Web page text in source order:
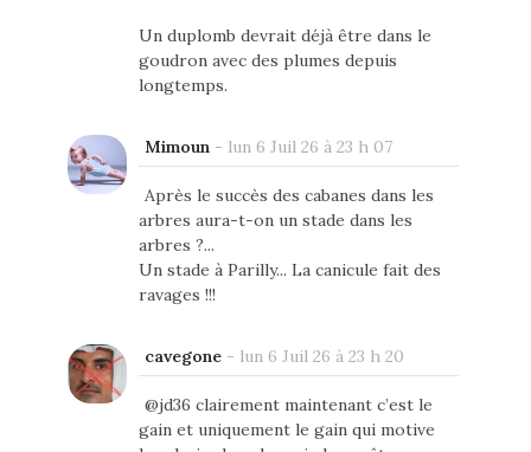
Un duplomb devrait déjà être dans le
goudron avec des plumes depuis
longtemps.
Mimoun- lun 6 Juil 26 à 23 h 07
Après le succès des cabanes dans les
arbres aura-t-on un stade dans les
arbres ?...
Un stade à Parilly... La canicule fait des
ravages !!!
cavegone- lun 6 Juil 26 à 23 h 20
@jd36 clairement maintenant c’est le
gain et uniquement le gain qui motive